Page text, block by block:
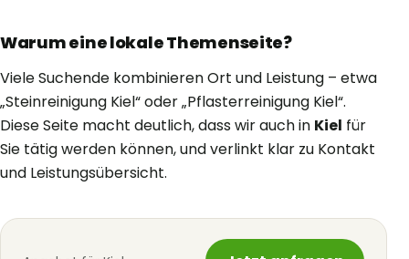
Warum eine lokale Themenseite?
Viele Suchende kombinieren Ort und Leistung – etwa
„Steinreinigung Kiel“ oder „Pflasterreinigung Kiel“.
Diese Seite macht deutlich, dass wir auch in Kiel für
Sie tätig werden können, und verlinkt klar zu Kontakt
und Leistungsübersicht.